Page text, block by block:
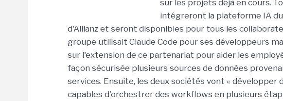
sur les projets déjà en cours.
intégreront la plateforme IA
d'Allianz et seront disponibles pour tous les
groupe utilisait Claude Code pour ses développeurs
sur l'extension de ce partenariat pour aider les
façon sécurisée plusieurs sources de données
services. Ensuite, les deux sociétés vont « développer
capables d'orchestrer des workflows en plusieurs